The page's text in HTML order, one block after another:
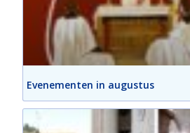
Evenementen in augustus